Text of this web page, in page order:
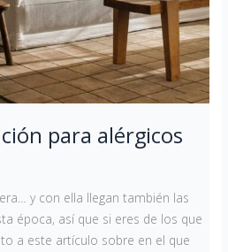
para alérgicos
y con ella llegan también las
época, así que si eres de los que
a este artículo sobre en el que